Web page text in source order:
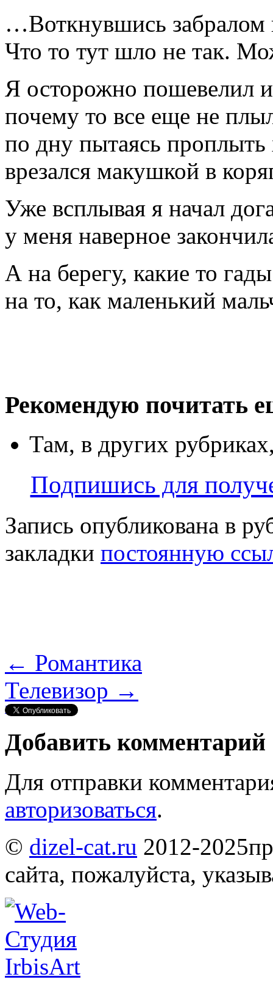
…Воткнувшись забралом
Что то тут шло не так.
Я осторожно
почему то все еще не
по дну пытаясь проплыть
врезался макушкой в
Уже всплывая я начал
у меня наверное
А на берегу, какие то
на то, как маленький
Рекомендую почитать
Там, в других
Подпишись для
Запись опубликована в
закладки постоянную
← Романтика
Телевизор →
Нравится
Добавить комментарий
Для отправки
авторизоваться.
© dizel-cat.ru 2012-2025
сайта, пожалуйста,